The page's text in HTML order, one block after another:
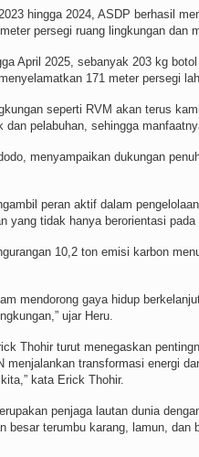
hingga 2024, ASDP berhasil
persegi ruang lingkungan dan
April 2025, sebanyak 203 kg
171 meter persegi
seperti RVM akan terus
pelabuhan, sehingga
menyampaikan dukungan
peran aktif dalam
yang tidak hanya berorientasi
10,2 ton emisi karbon
mendorong gaya hidup
ujar Heru.
Thohir turut menegaskan
menjalankan transformasi energi
kata Erick Thohir.
penjaga lautan dunia
besar terumbu karang, lamun,